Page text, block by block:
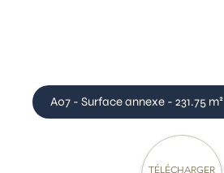
A07 - Surface annexe - 231.75 m²
TÉLÉCHARGER